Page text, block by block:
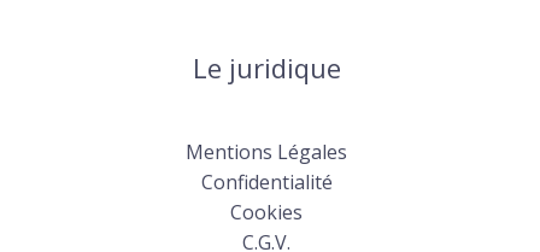
Le juridique
Mentions Légales
Confidentialité
Cookies
C.G.V.